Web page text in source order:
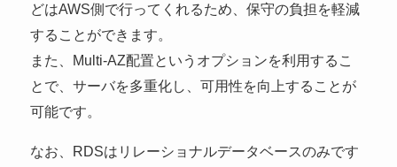
どはAWS側で行ってくれるため、保守の負担を軽減
することができます。
また、Multi-AZ配置というオプションを利用するこ
とで、サーバを多重化し、可用性を向上することが
可能です。
なお、RDSはリレーショナルデータベースのみです